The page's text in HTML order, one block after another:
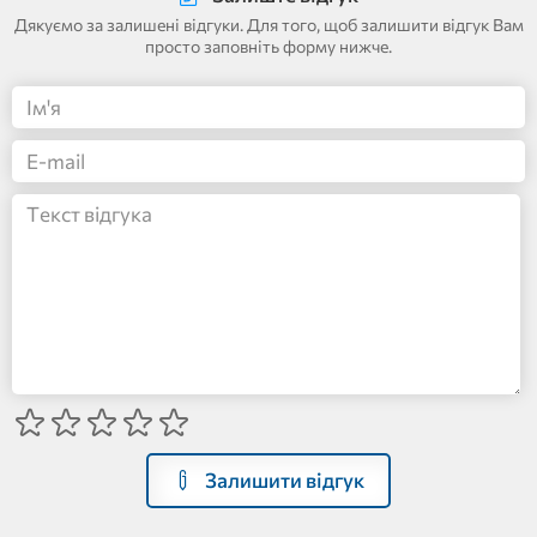
Дякуємо за залишені відгуки. Для того, щоб залишити відгук Вам
просто заповніть форму нижче.
Залишити відгук